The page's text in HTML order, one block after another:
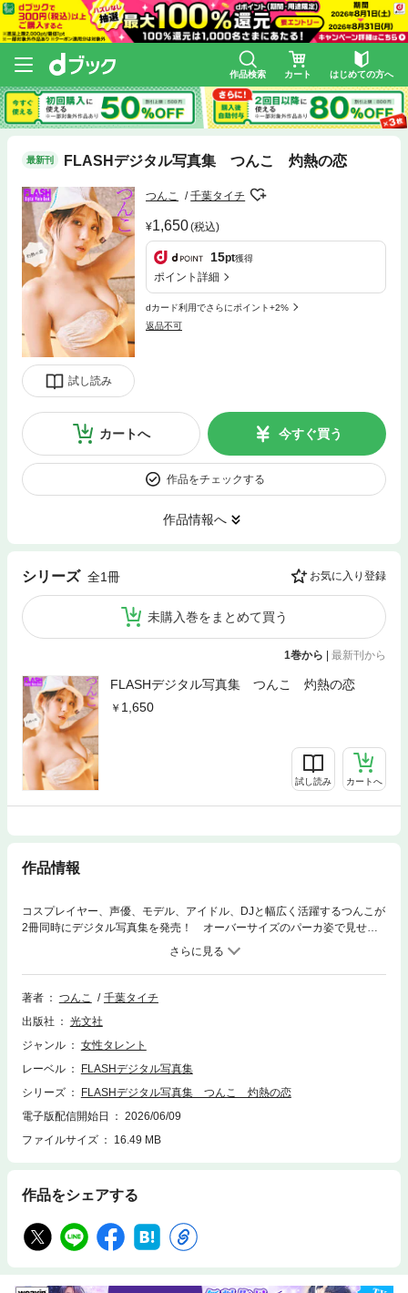
作品検索 カート はじめての方へ
最新刊 FLASHデジタル写真集 つんこ 灼熱の恋
試し読み
つんこ 千葉タイチ
1,650(税込)
15pt獲得
ポイント詳細
dカード利用でさらにポイント+2%
返品不可
カートへ 今すぐ買う
作品をチェックする
作品情報へ
シリーズ 全1冊 お気に入り登録
未購入巻をまとめて買う
1巻から 最新刊から
FLASHデジタル写真集 つんこ 灼熱の恋
1,650
試し読み カートへ
作品情報
コスプレイヤー、声優、モデル、アイドル、DJと幅広く活躍するつんこが
2冊同時にデジタル写真集を発売！ オーバーサイズのパーカ姿で見せる
等身大の可愛らしさから、湯気に包まれたサウナや水風呂で解き放たれる
しなやかな美ボディまで、さまざまな魅力を余すことなく収録。まるで二
人きりの“ととのう時間”を過ごしているかのような、特別なひとときをお
届け。同日発売の『恋はまだ冷めない』と合わせて楽しんでほしい！
著者 つんこ
千葉タイチ
出版社
光文社
ジャンル
女性タレント
レーベル
FLASHデジタル写真集
シリーズ
FLASHデジタル写真集 つんこ 灼熱の恋
電子版配信開始日
2026/06/09
ファイルサイズ
16.49 MB
作品をシェアする